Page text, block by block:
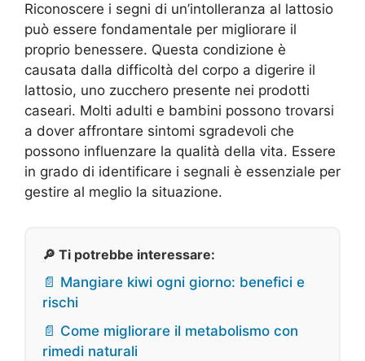
Riconoscere i segni di un’intolleranza al lattosio
può essere fondamentale per migliorare il
proprio benessere. Questa condizione è
causata dalla difficoltà del corpo a digerire il
lattosio, uno zucchero presente nei prodotti
caseari. Molti adulti e bambini possono trovarsi
a dover affrontare sintomi sgradevoli che
possono influenzare la qualità della vita. Essere
in grado di identificare i segnali è essenziale per
gestire al meglio la situazione.
🔎 Ti potrebbe interessare:
📄 Mangiare kiwi ogni giorno: benefici e
rischi
📄 Come migliorare il metabolismo con
rimedi naturali